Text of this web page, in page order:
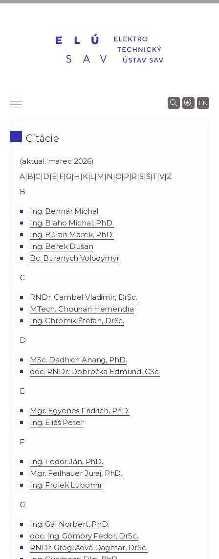
EN
Citácie
(aktual. marec 2026)
A|B|C|D|E|F|G|H|K|L |M|N|O|P|R|S|Š|T|V|Z
B
Ing. Bennár Michal
Ing. Blaho Michal, PhD.
Ing. Búran Marek, PhD.
Ing. Berek Dušan
Bc. Buranych Volodymyr
C
RNDr. Cambel Vladimír, DrSc.
MTech. Chouhan Hemendra
Ing. Chromik Štefan, DrSc.
D
MSc. Dadhich Anang, PhD.
doc. RNDr. Dobročka Edmund, CSc.
E
Mgr. Egyenes Fridrich, PhD.
Ing. Eliáš Peter
F
Ing. Fedor Ján, PhD.
Mgr. Feilhauer Juraj, PhD.
Ing. Frolek Lubomír
G
Ing. Gál Norbert, PhD.
doc. Ing. Gömöry Fedor, DrSc.
RNDr. Gregušová Dagmar, DrSc.